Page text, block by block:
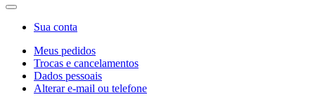
Sua conta
Meus pedidos
Trocas e cancelamentos
Dados pessoais
Alterar e-mail ou telefone